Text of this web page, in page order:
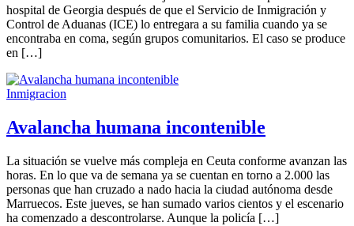
hospital de Georgia después de que el Servicio de Inmigración y
Control de Aduanas (ICE) lo entregara a su familia cuando ya se
encontraba en coma, según grupos comunitarios. El caso se produce
en […]
Inmigracion
Avalancha humana incontenible
La situación se vuelve más compleja en Ceuta conforme avanzan las
horas. En lo que va de semana ya se cuentan en torno a 2.000 las
personas que han cruzado a nado hacia la ciudad autónoma desde
Marruecos. Este jueves, se han sumado varios cientos y el escenario
ha comenzado a descontrolarse. Aunque la policía […]